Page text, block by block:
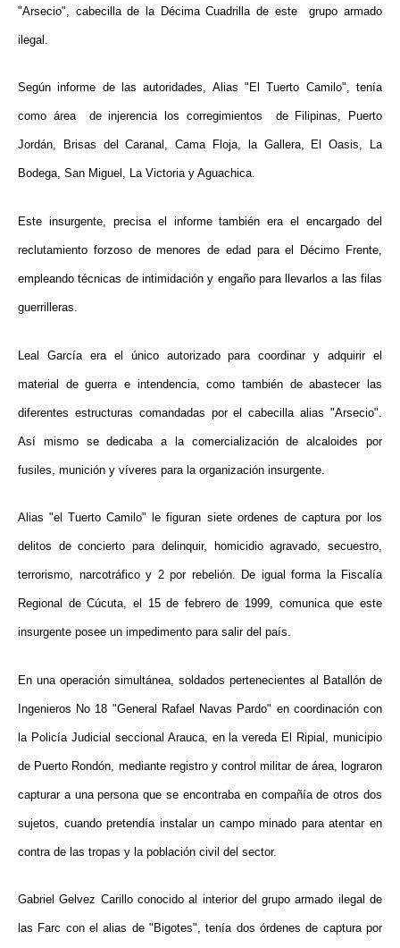
"Arsecio", cabecilla de la Décima Cuadrilla de este grupo armado
ilegal.
Según informe de las autoridades, Alias "El Tuerto Camilo", tenía
como área de injerencia los corregimientos de Filipinas, Puerto
Jordán, Brisas del Caranal, Cama Floja, la Gallera, El Oasis, La
Bodega, San Miguel, La Victoria y Aguachica.
Este insurgente, precisa el informe también era el encargado del
reclutamiento forzoso de menores de edad para el Décimo Frente,
empleando técnicas de intimidación y engaño para llevarlos a las filas
guerrilleras.
Leal García era el único autorizado para coordinar y adquirir el
material de guerra e intendencia, como también de abastecer las
diferentes estructuras comandadas por el cabecilla alias "Arsecio".
Así mismo se dedicaba a la comercialización de alcaloides por
fusiles, munición y víveres para la organización insurgente.
Alias "el Tuerto Camilo" le figuran siete ordenes de captura por los
delitos deconcierto para delinquir, homicidio agravado, secuestro,
terrorismo, narcotráfico y 2 por rebelión. De igual forma la Fiscalía
Regional de Cúcuta, el 15 de febrero de 1999, comunica que este
insurgente posee un impedimento para salir del país.
En una operación simultánea, soldados pertenecientes al Batallón de
Ingenieros No 18 "General Rafael Navas Pardo" en coordinación con
la Policía Judicial seccional Arauca, en la vereda El Ripial, municipio
de Puerto Rondón, mediante registro y control militar de área, lograron
capturar a una persona que se encontraba en compañía de otros dos
sujetos, cuando pretendía instalar un campo minado para atentar en
contra de las tropas y la población civil del sector.
Gabriel Gelvez Carillo conocido al interior del grupo armado ilegal de
las Farc con el alias de "Bigotes", tenía dos órdenes de captura por